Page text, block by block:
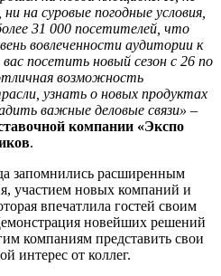
на суровые погодные условия,
31 000 посетителей, что
вовлеченности аудитории к
посетить новый сезон с 26 по
возможность
узнать о новых продуктах
важные деловые связи» –
компании «Экспо
.
запомнились расширенным
участием новых компаний и
впечатлила гостей своим
новейших решений
компаниям представить свои
интерес от коллег.